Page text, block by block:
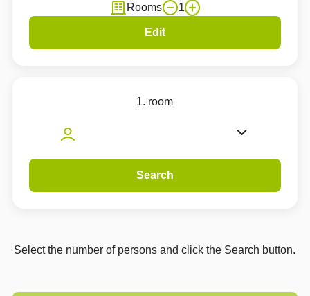
Rooms 1
Edit
1. room
Search
Select the number of persons and click the Search button.